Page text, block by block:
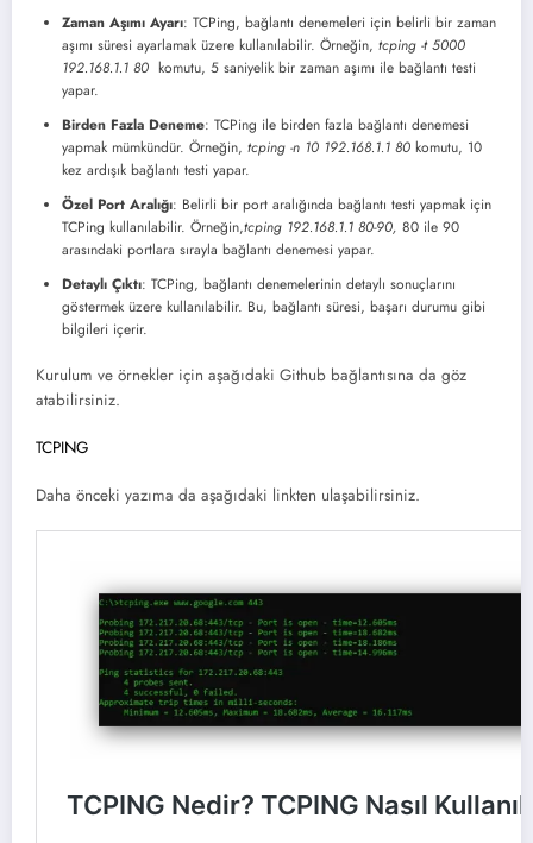
Zaman Aşımı Ayarı: TCPing, bağlantı denemeleri için belirli bir zaman
aşımı süresi ayarlamak üzere kullanılabilir. Örneğin, tcping -t 5000
192.168.1.1 80 komutu, 5 saniyelik bir zaman aşımı ile bağlantı testi
yapar.
Birden Fazla Deneme: TCPing ile birden fazla bağlantı denemesi
yapmak mümkündür. Örneğin, tcping -n 10 192.168.1.1 80 komutu, 10
kez ardışık bağlantı testi yapar.
Özel Port Aralığı: Belirli bir port aralığında bağlantı testi yapmak için
TCPing kullanılabilir. Örneğin,tcping 192.168.1.1 80-90, 80 ile 90
arasındaki portlara sırayla bağlantı denemesi yapar.
Detaylı Çıktı: TCPing, bağlantı denemelerinin detaylı sonuçlarını
göstermek üzere kullanılabilir. Bu, bağlantı süresi, başarı durumu gibi
bilgileri içerir.
Kurulum ve örnekler için aşağıdaki Github bağlantısına da göz
atabilirsiniz.
TCPING
Daha önceki yazıma da aşağıdaki linkten ulaşabilirsiniz.